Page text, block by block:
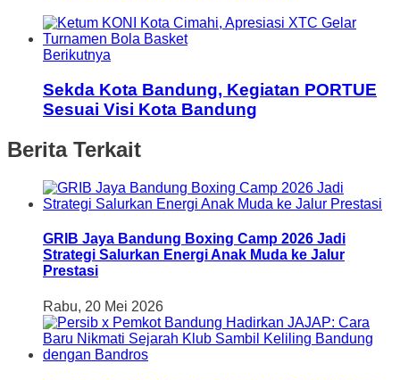
Berikutnya
Sekda Kota Bandung, Kegiatan PORTUE
Sesuai Visi Kota Bandung
Berita Terkait
GRIB Jaya Bandung Boxing Camp 2026 Jadi
Strategi Salurkan Energi Anak Muda ke Jalur
Prestasi
Rabu, 20 Mei 2026